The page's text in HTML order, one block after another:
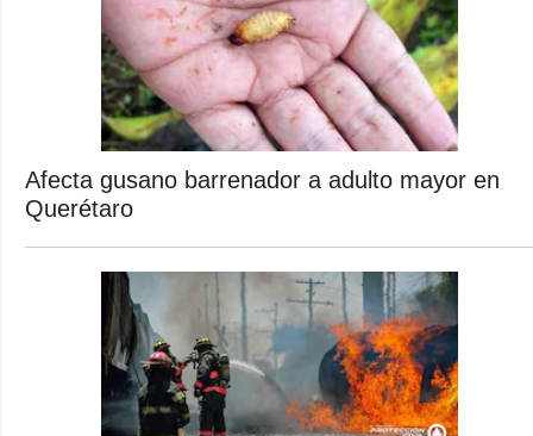
Afecta gusano barrenador a adulto mayor en
Querétaro